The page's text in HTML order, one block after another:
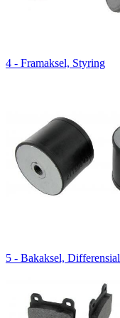
4 - Framaksel, Styring
5 - Bakaksel, Differensial